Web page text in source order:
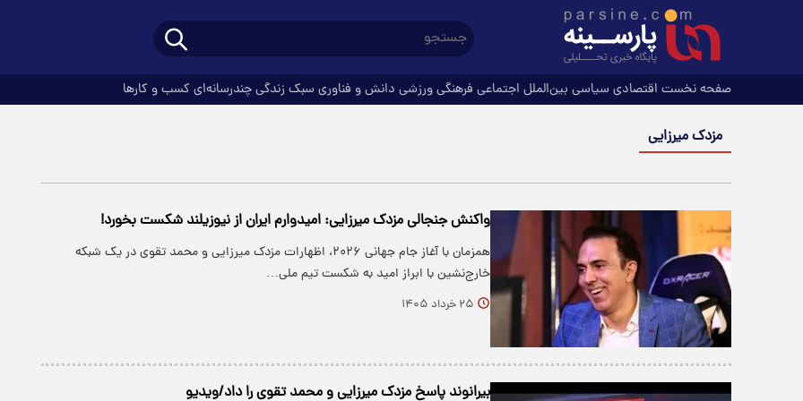
صفحه نخست اقتصادی سیاسی بین‌الملل اجتماعی فرهنگیورزشی دانش و فناوری سبک زندگیچندرسانه‌ای کسب و کارها
مزدک میرزایی
واکنش جنجالی مزدک میرزایی: امیدوارم ایران از نیوزیلند شکست بخورد!
همزمان با آغاز جام جهانی ۲۰۲۶، اظهارات مزدک میرزایی و محمد تقوی در یک شبکه
خارج‌نشین با ابراز امید به شکست تیم ملی…
۲۵ خرداد ۱۴۰۵
بیرانوند پاسخ مزدک میرزایی و محمد تقوی را داد/ویدیو